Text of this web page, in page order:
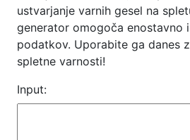
ustvarjanje varnih gesel na
generator omogoča enostavno
podatkov. Uporabite ga danes
spletne varnosti!
Input: